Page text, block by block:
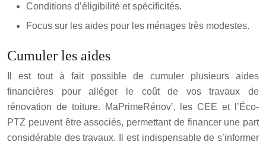
Conditions d’éligibilité et spécificités.
Focus sur les aides pour les ménages très modestes.
Cumuler les aides
Il est tout à fait possible de cumuler plusieurs aides
financières pour alléger le coût de vos travaux de
rénovation de toiture. MaPrimeRénov’, les CEE et l’Éco-
PTZ peuvent être associés, permettant de financer une part
considérable des travaux. Il est indispensable de s’informer